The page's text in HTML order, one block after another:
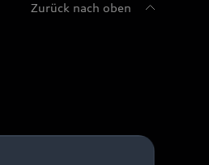
Zurück nach oben